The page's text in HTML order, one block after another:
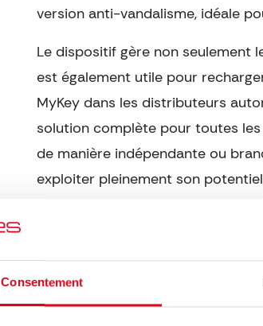
Consentement
version anti-vandalisme, idéale
Le dispositif gère non seulement
est également utile pour
MyKey dans les distributeurs
solution complète pour toutes
de manière indépendante ou
exploiter pleinement son
paiement cashless en circuit
contact et les cartes à puce et à
inégalée et assurant la
paiement.